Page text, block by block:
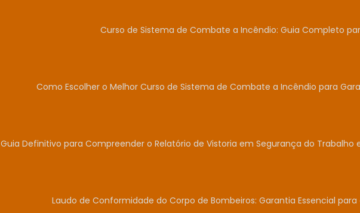
Curso de Sistema de Combate a Incêndio: Guia Completo
Como Escolher o Melhor Curso de Sistema de Combate a Incêndio para
Guia Definitivo para Compreender o Relatório de Vistoria em Segurança do Trabalho
Laudo de Conformidade do Corpo de Bombeiros: Garantia Essencial